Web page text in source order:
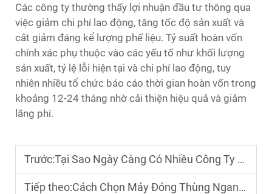
Các công ty thường thấy lợi nhuận đầu tư thông qua
việc giảm chi phí lao động, tăng tốc độ sản xuất và
cắt giảm đáng kể lượng phế liệu. Tỷ suất hoàn vốn
chính xác phụ thuộc vào các yếu tố như khối lượng
sản xuất, tỷ lệ lỗi hiện tại và chi phí lao động, tuy
nhiên nhiều tổ chức báo cáo thời gian hoàn vốn trong
khoảng 12-24 tháng nhờ cải thiện hiệu quả và giảm
lãng phí.
Trước:Tại Sao Ngày Càng Có Nhiều Công Ty Lựa Chọn Máy Đóng Thùng Tự Động?
Tiếp theo:Cách Chọn Máy Đóng Thùng Ngang Phù Hợp Cho Cơ Sở Của Bạn?